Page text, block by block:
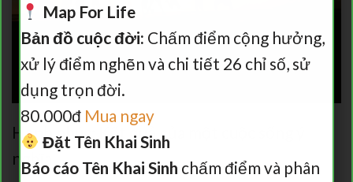
Hạnh phúc: Kết quả của một cuộc sống ý
nghĩa
Map For Life
Bản đồ cuộc đời: Chấm điểm cộng hưởng,
xử lý điểm nghẽn và chi tiết 26 chỉ số, sử
dụng trọn đời.
80.000đ Mua ngay
Đặt Tên Khai Sinh
Báo cáo Tên Khai Sinh chấm điểm và phân